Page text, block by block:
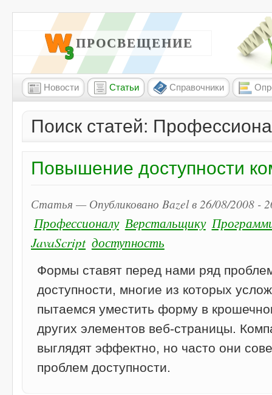
W3 ПРОСВЕЩЕНИЕ
Новости Статьи Справочники
Поиск статей:
Повышение доступности
Статья — Опубликовано Bazel в 26/08/2008 -
Профессионалу Верстальщику
JavaScript доступность
Формы ставят перед нами ряд
доступности, многие из которых
пытаемся уместить форму в
других элементов веб-страницы.
выглядят эффектно, но часто они
проблем доступности.